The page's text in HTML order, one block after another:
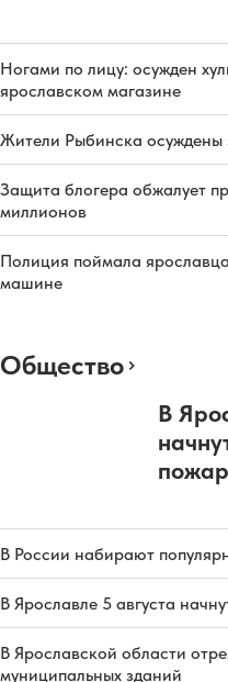
Ногами по лицу: осужден
ярославском магазине
Жители Рыбинска осуждены
Защита блогера обжалует
миллионов
Полиция поймала
машине
Общество
В
В России набирают
В Ярославле 5 августа
В Ярославской области
муниципальных зданий